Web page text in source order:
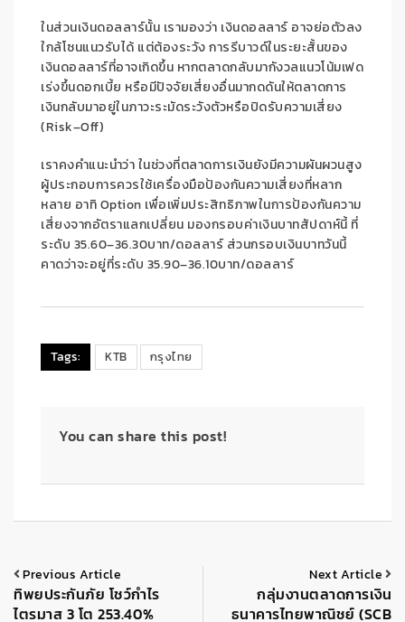
ในส่วนเงินดอลลาร์นั้น เรามองว่า เงินดอลลาร์ อาจย่อตัวลง
ใกล้โซนแนวรับได้ แต่ต้องระวังการรีบาวด์ในระยะสั้นของ
เงินดอลลาร์ที่อาจเกิดขึ้น หากตลาดกลับมากังวลแนวโน้มเฟด
เร่งขึ้นดอกเบี้ย หรือมีปัจจัยเสี่ยงอื่นมากดดันให้ตลาดการ
เงินกลับมาอยู่ในภาวะระมัดระวังตัวหรือปิดรับความเสี่ยง
(Risk–Off)
เราคงคำแนะนำว่าในช่วงที่ตลาดการเงินยังมีความผันผวนสูง
ผู้ประกอบการควรใช้เครื่องมือป้องกันความเสี่ยงที่หลาก
หลาย อาทิOption เพื่อเพิ่มประสิทธิภาพในการป้องกันความ
เสี่ยงจากอัตราแลกเปลี่ยน มองกรอบค่าเงินบาทสัปดาห์นี้ ที่
ระดับ 35.60–36.30บาท/ดอลลาร์ส่วนกรอบเงินบาทวันนี้
คาดว่าจะอยู่ที่ระดับ 35.90–36.10บาท/ดอลลาร์
Tags: KTB กรุงไทย
You can share this post!
Previous Article
ทิพยประกันภัย โชว์กำไร
ไตรมาส 3 โต 253.40%
Next Article
กลุ่มงานตลาดการเงิน
ธนาคารไทยพาณิชย์ (SCB